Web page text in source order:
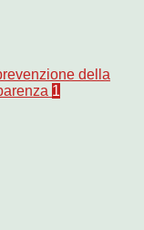
della
1